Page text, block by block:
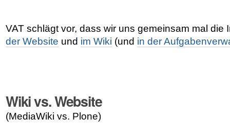
VAT schlägt vor, dass wir uns gemeinsam mal die
der Website und im Wiki (und in der
Wiki vs. Website
(MediaWiki vs. Plone)